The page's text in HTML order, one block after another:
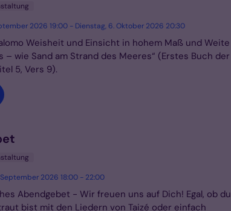
2026 19:00 - Dienstag, 6. Oktober 2026 20:30
Weisheit und Einsicht in hohem Maß und Weite
– wie Sand am Strand des Meeres“ (Erstes Buch der
5, Vers 9).
2026 18:00 - 22:00
Abendgebet - Wir freuen uns auf Dich! Egal, ob du
bist mit den Liedern von Taizé oder einfach